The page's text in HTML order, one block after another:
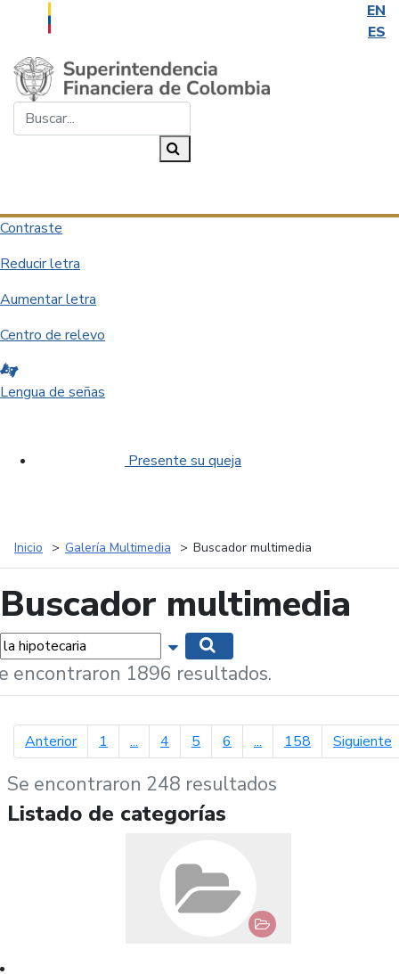
EN
ES
Saltar al contenido principal
Contraste
Reducir letra
Aumentar letra
Centro de relevo
Lengua de señas
Presente su queja
Inicio Galería Multimedia Buscador multimedia
Buscador multimedia
Mostrar opciones de búsqueda
encontraron 1896 resultados.
Anteriorpágina anterior
1 ... 4 5 6 ... 158 Siguiente
Se encontraron 248 resultados
Listado de categorías